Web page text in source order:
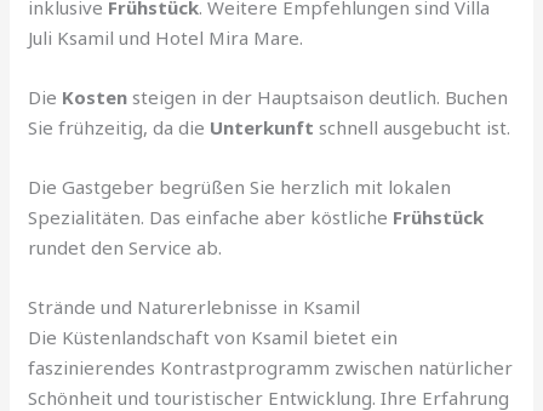
inklusive Frühstück. Weitere Empfehlungen sind Villa
Juli Ksamil und Hotel Mira Mare.
Die Kosten steigen in der Hauptsaison deutlich. Buchen
Sie frühzeitig, da die Unterkunft schnell ausgebucht ist.
Die Gastgeber begrüßen Sie herzlich mit lokalen
Spezialitäten. Das einfache aber köstliche Frühstück
rundet den Service ab.
Strände und Naturerlebnisse in Ksamil
Die Küstenlandschaft von Ksamil bietet ein
faszinierendes Kontrastprogramm zwischen natürlicher
Schönheit und touristischer Entwicklung. Ihre Erfahrung